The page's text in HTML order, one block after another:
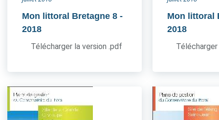
Mon littoral Bretagne 8 -
2018
Télécharger la version .pdf
Mon littoral
2018